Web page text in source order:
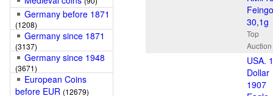
Germany before 1871
(1208)
Germany since 1871
(3137)
Germany since 1948
(3671)
European Coins
before EUR (12679)
30,1g
Top
Auction
USA.
Dollar
1907